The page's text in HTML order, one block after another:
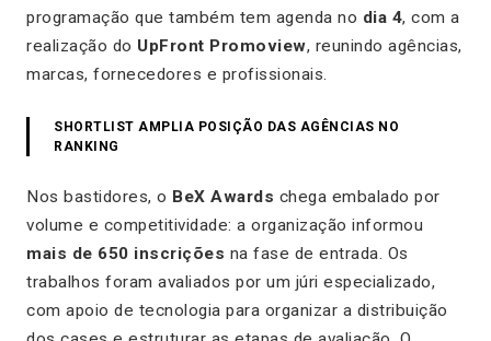
programação que também tem agenda no dia 4, com a
realização do UpFront Promoview, reunindo agências,
marcas, fornecedores e profissionais.
SHORTLIST AMPLIA POSIÇÃO DAS AGÊNCIAS NO
RANKING
Nos bastidores, o BeX Awards chega embalado por
volume e competitividade: a organização informou
mais de 650 inscrições na fase de entrada. Os
trabalhos foram avaliados por um júri especializado,
com apoio de tecnologia para organizar a distribuição